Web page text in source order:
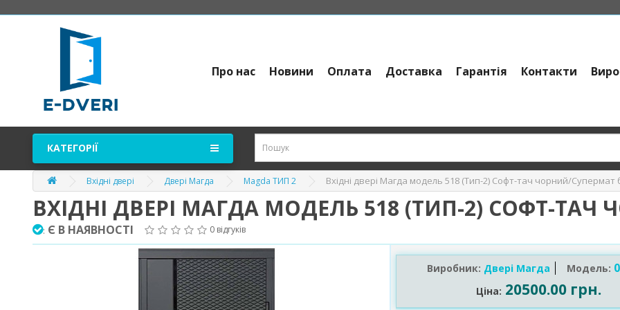
Про нас Новини Оплата Доставка Гарантія Контакти
КАТЕГОРІЇ
Вхідні двері Двері Магда Magda ТИП 2 Вхідні двері Магда модель 518 (Тип-2) Софт-тач чорний/Супермат
ВХІДНІ ДВЕРІ МАГДА МОДЕЛЬ 518 (ТИП-2) СОФТ-
: Є В НАЯВНОСТІ 0 відгуків
Виробник: Двері Магда Модель:
Ціна: 20500.00 грн.